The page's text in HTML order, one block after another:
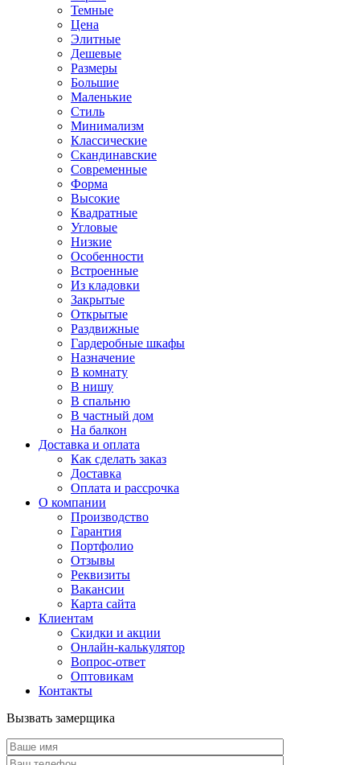
Темные
Цена
Элитные
Дешевые
Размеры
Большие
Маленькие
Стиль
Минимализм
Классические
Скандинавские
Современные
Форма
Высокие
Квадратные
Угловые
Низкие
Особенности
Встроенные
Из кладовки
Закрытые
Открытые
Раздвижные
Гардеробные шкафы
Назначение
В комнату
В нишу
В спальню
В частный дом
На балкон
Доставка и оплата
Как сделать заказ
Доставка
Оплата и рассрочка
О компании
Производство
Гарантия
Портфолио
Отзывы
Реквизиты
Вакансии
Карта сайта
Клиентам
Скидки и акции
Онлайн-калькулятор
Вопрос-ответ
Оптовикам
Контакты
Вызвать замерщика